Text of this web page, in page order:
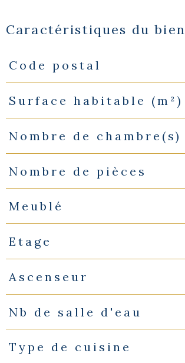
Caractéristiques du bien
Caractéristiques Valeurs
Code postal
Surface habitable (m²)
Nombre de chambre(s)
Nombre de pièces
Meublé
Etage
Ascenseur
Nb de salle d'eau
Type de cuisine